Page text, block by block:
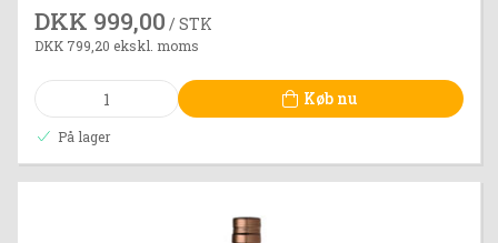
DKK 999,00 / STK
DKK 799,20 ekskl. moms
Køb nu
På lager